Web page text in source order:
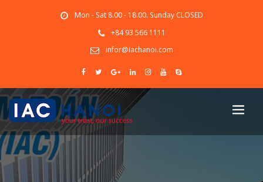
Mon - Sat 8.00 - 18.00. Sunday CLOSED
+84 93 566 1111
infor@iachanoi.com